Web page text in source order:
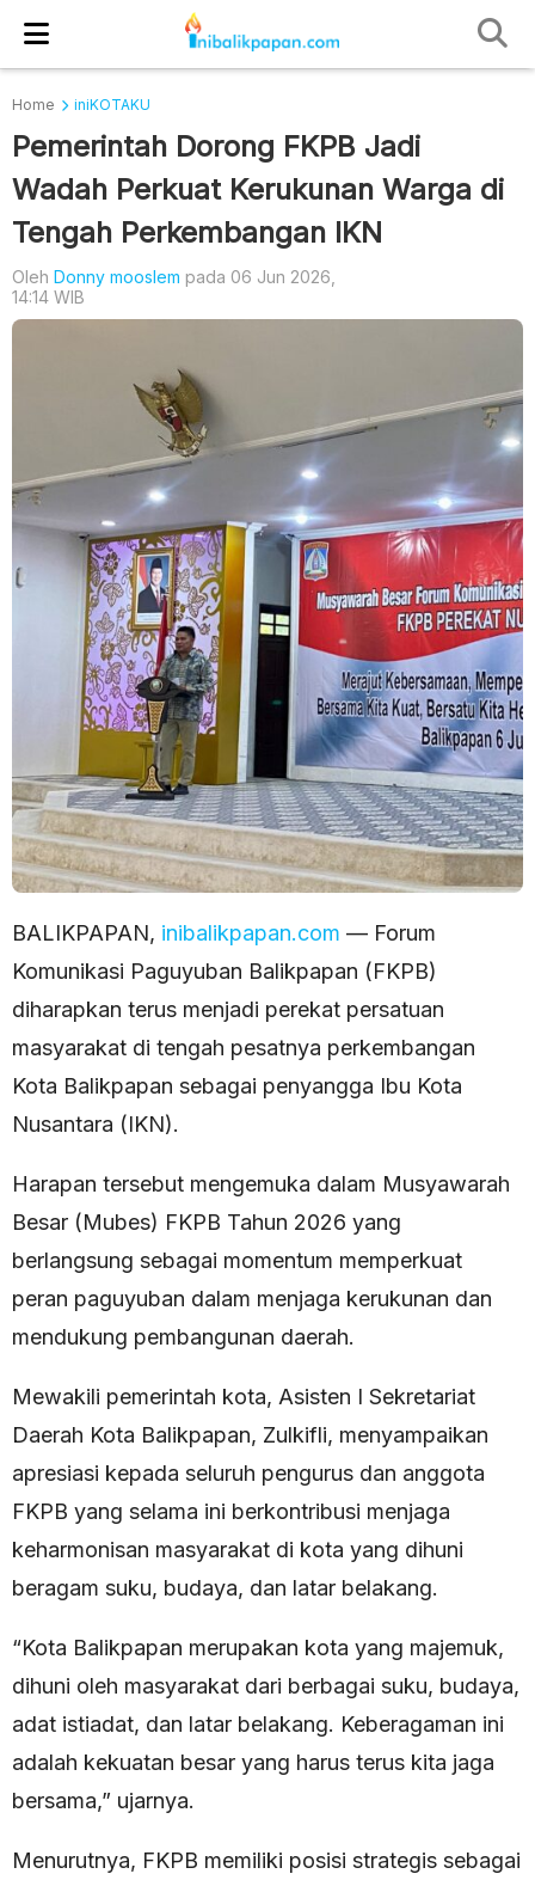
Home iniKOTAKU
Pemerintah Dorong FKPB Jadi
Wadah Perkuat Kerukunan Warga di
Tengah Perkembangan IKN
Oleh Donny mooslem pada 06 Jun 2026,
14:14 WIB
BALIKPAPAN, inibalikpapan.com — Forum
Komunikasi Paguyuban Balikpapan (FKPB)
diharapkan terus menjadi perekat persatuan
masyarakat di tengah pesatnya perkembangan
Kota Balikpapan sebagai penyangga Ibu Kota
Nusantara (IKN).
Harapan tersebut mengemuka dalam Musyawarah
Besar (Mubes) FKPB Tahun 2026 yang
berlangsung sebagai momentum memperkuat
peran paguyuban dalam menjaga kerukunan dan
mendukung pembangunan daerah.
Mewakili pemerintah kota, Asisten I Sekretariat
Daerah Kota Balikpapan, Zulkifli, menyampaikan
apresiasi kepada seluruh pengurus dan anggota
FKPB yang selama ini berkontribusi menjaga
keharmonisan masyarakat di kota yang dihuni
beragam suku, budaya, dan latar belakang.
“Kota Balikpapan merupakan kota yang majemuk,
dihuni oleh masyarakat dari berbagai suku, budaya,
adat istiadat, dan latar belakang. Keberagaman ini
adalah kekuatan besar yang harus terus kita jaga
bersama,” ujarnya.
Menurutnya, FKPB memiliki posisi strategis sebagai